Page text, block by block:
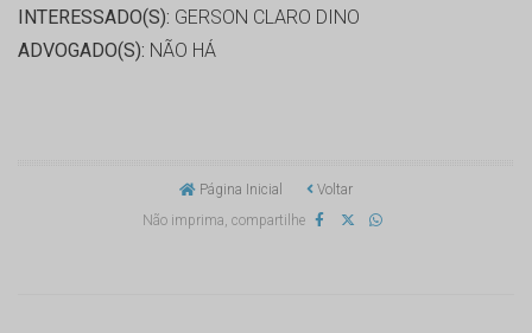
INTERESSADO(S): GERSON CLARO DINO
ADVOGADO(S): NÃO HÁ
Página Inicial
Voltar
Não imprima, compartilhe